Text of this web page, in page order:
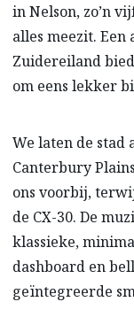
in Nelson, zo’n
alles meezit.
Zuidereiland
om eens lekker
We laten de stad
Canterbury
ons voorbij,
de CX-30. De
klassieke,
dashboard en
geïntegreerde